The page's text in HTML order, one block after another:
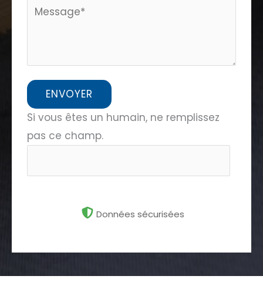
ENVOYER
Si vous êtes un humain, ne remplissez
pas ce champ.
Données sécurisées